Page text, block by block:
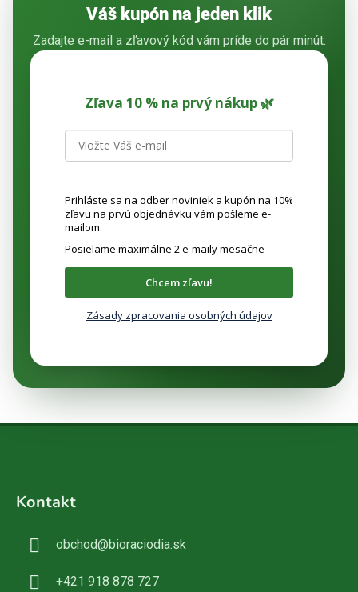
Váš kupón na jeden klik
Zadajte e-mail a zľavový kód vám príde do pár minút.
Zľava 10 % na prvý nákup 🌿
Prihláste sa na odber noviniek a kupón na 10%
zľavu na prvú objednávku vám pošleme e-
mailom.
Posielame maximálne 2 e-maily mesačne
Chcem zľavu!
Zásady zpracovania osobných údajov
Kontakt
obchod@bioraciodia.sk
+421 918 878 727